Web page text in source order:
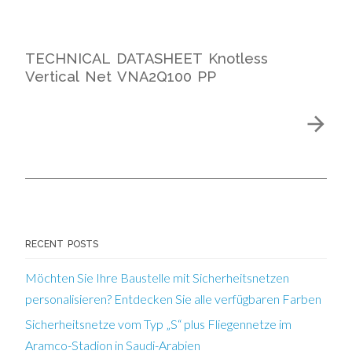
TECHNICAL DATASHEET Knotless
Vertical Net VNA2Q100 PP
RECENT POSTS
Möchten Sie Ihre Baustelle mit Sicherheitsnetzen
personalisieren? Entdecken Sie alle verfügbaren Farben
Sicherheitsnetze vom Typ „S“ plus Fliegennetze im
Aramco-Stadion in Saudi-Arabien